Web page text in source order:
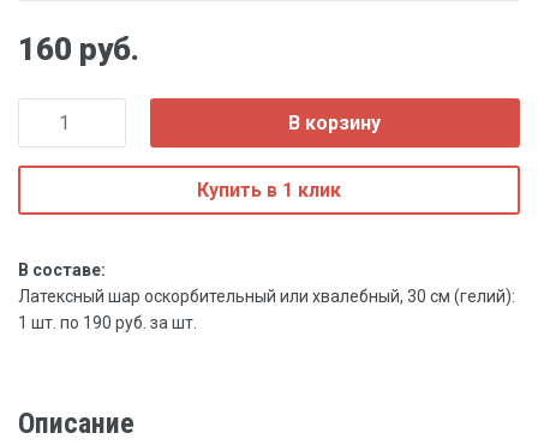
160 руб.
В корзину
Купить в 1 клик
В составе:
Латексный шар оскорбительный или хвалебный, 30 см (гелий):
1 шт. по 190 руб. за шт.
Описание